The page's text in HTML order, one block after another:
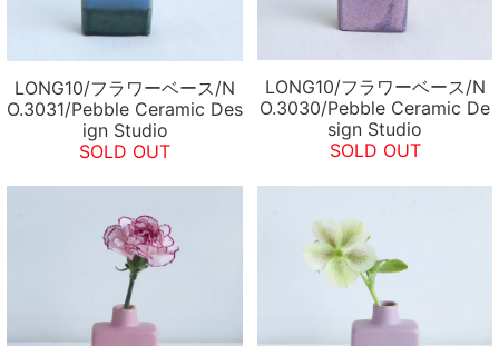
LONG10/フラワーベース/N
O.3031/Pebble Ceramic Des
ign Studio
SOLD OUT
LONG10/フラワーベース/N
O.3030/Pebble Ceramic De
sign Studio
SOLD OUT